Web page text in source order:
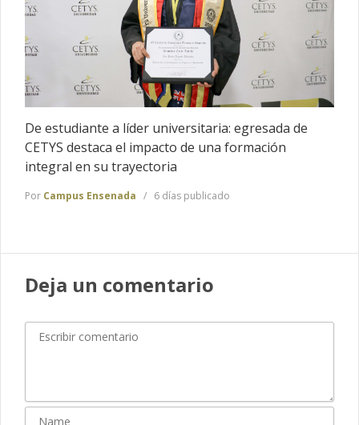
De estudiante a líder universitaria: egresada de
CETYS destaca el impacto de una formación
integral en su trayectoria
Por Campus Ensenada 6 días publicado
Deja un comentario